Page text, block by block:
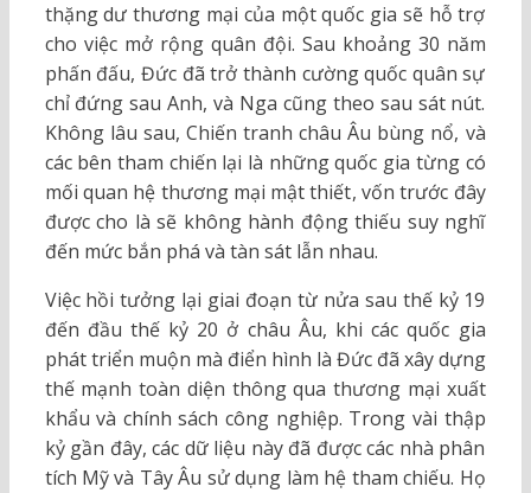
thặng dư thương mại của một quốc gia sẽ hỗ trợ
cho việc mở rộng quân đội. Sau khoảng 30 năm
phấn đấu, Đức đã trở thành cường quốc quân sự
chỉ đứng sau Anh, và Nga cũng theo sau sát nút.
Không lâu sau, Chiến tranh châu Âu bùng nổ, và
các bên tham chiến lại là những quốc gia từng có
mối quan hệ thương mại mật thiết, vốn trước đây
được cho là sẽ không hành động thiếu suy nghĩ
đến mức bắn phá và tàn sát lẫn nhau.
Việc hồi tưởng lại giai đoạn từ nửa sau thế kỷ 19
đến đầu thế kỷ 20 ở châu Âu, khi các quốc gia
phát triển muộn mà điển hình là Đức đã xây dựng
thế mạnh toàn diện thông qua thương mại xuất
khẩu và chính sách công nghiệp. Trong vài thập
kỷ gần đây, các dữ liệu này đã được các nhà phân
tích Mỹ và Tây Âu sử dụng làm hệ tham chiếu. Họ